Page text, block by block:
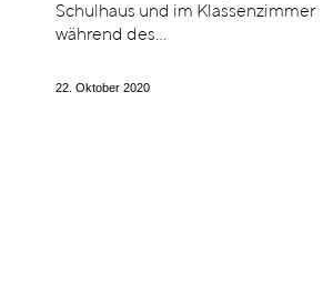
Schulhaus und im Klassenzimmer
während des…
22. Oktober 2020